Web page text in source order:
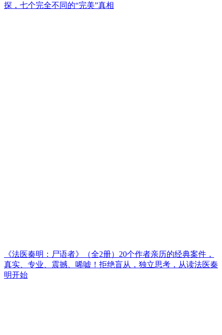
探，七个完全不同的“完美”真相
《法医秦明：尸语者》（全2册）20个作者亲历的经典案件，
真实、专业、震撼、唏嘘！拒绝盲从，独立思考，从读法医秦
明开始